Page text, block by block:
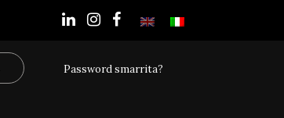
Password smarrita?